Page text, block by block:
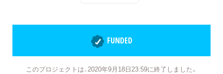
FUNDED
このプロジェクトは、2020年9月18日23:59に終了しました。